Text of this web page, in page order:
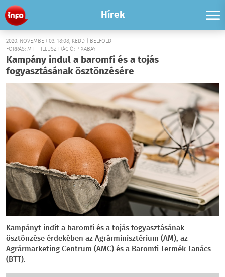
Hírek
2020. NOVEMBER 03. 18:08, KEDD | BELFÖLD
FORRÁS: MTI - ILLUSZTRÁCIÓ: PIXABAY
Kampány indul a baromfi és a tojás
fogyasztásának ösztönzésére
Kampányt indít a baromfi és a tojás fogyasztásának
ösztönzése érdekében az Agrárminisztérium (AM), az
Agrármarketing Centrum (AMC) és a Baromfi Termék Tanács
(BTT).